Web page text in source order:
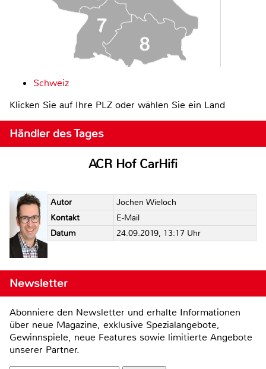
Schweiz
Klicken Sie auf Ihre PLZ oder wählen Sie ein Land
Händler des Tages
ACR Hof CarHifi
Autor
Jochen Wieloch
Kontakt
E-Mail
Datum
24.09.2019, 13:17 Uhr
Newsletter
Abonniere den Newsletter und erhalte Informationen
über neue Magazine, exklusive Spezialangebote,
Gewinnspiele, neue Features sowie limitierte Angebote
unserer Partner.